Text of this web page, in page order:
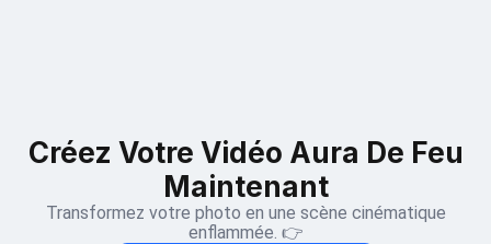
Créez Votre Vidéo Aura De Feu
Maintenant
Transformez votre photo en une scène cinématique
enflammée. 👉